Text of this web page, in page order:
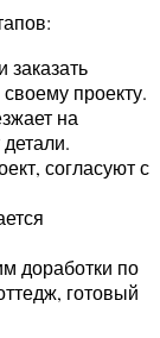
проекту.
на
согласуют с
доработки по
готовый